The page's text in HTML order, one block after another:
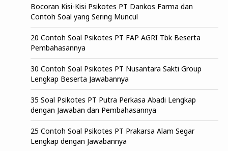
Bocoran Kisi-Kisi Psikotes PT Dankos Farma dan
Contoh Soal yang Sering Muncul
20 Contoh Soal Psikotes PT FAP AGRI Tbk Beserta
Pembahasannya
30 Contoh Soal Psikotes PT Nusantara Sakti Group
Lengkap Beserta Jawabannya
35 Soal Psikotes PT Putra Perkasa Abadi Lengkap
dengan Jawaban dan Pembahasannya
25 Contoh Soal Psikotes PT Prakarsa Alam Segar
Lengkap dengan Jawabannya